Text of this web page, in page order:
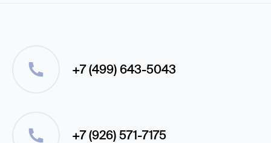
+7 (499) 643-5043
+7 (926) 571-7175